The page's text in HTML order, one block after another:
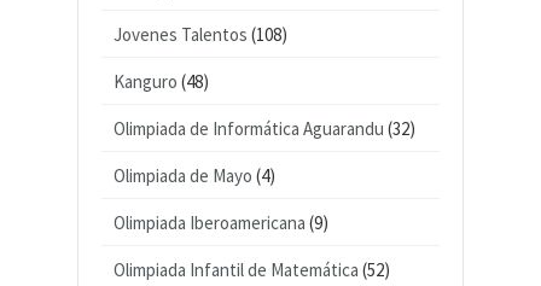
Jovenes Talentos (108)
Kanguro (48)
Olimpiada de Informática Aguarandu (32)
Olimpiada de Mayo (4)
Olimpiada Iberoamericana (9)
Olimpiada Infantil de Matemática (52)